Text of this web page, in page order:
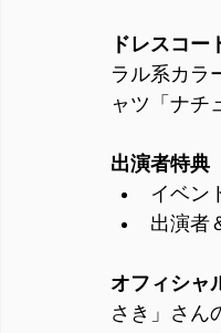
ドレスコー
ラル系カラ
ャツ「ナチ
出演者特典
イベン
出演者
オフィシャ
さき」さん